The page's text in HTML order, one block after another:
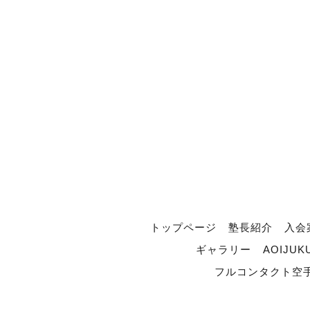
トップページ 塾長紹介
入
ギャラリー
フルコンタクト空